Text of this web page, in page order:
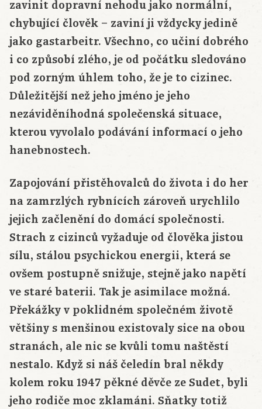
zavinit dopravní nehodu jako normální,
chybující člověk – zaviní ji vždycky jedině
jako gastarbeitr. Všechno, co učiní dobrého
i co způsobí zlého, je od počátku sledováno
pod zorným úhlem toho, že je to cizinec.
Důležitější než jeho jméno je jeho
nezáviděníhodná společenská situace,
kterou vyvolalo podávání informací o jeho
hanebnostech.
Zapojování přistěhovalců do života i do her
na zamrzlých rybnících zároveň urychlilo
jejich začlenění do domácí společnosti.
Strach z cizinců vyžaduje od člověka jistou
sílu, stálou psychickou energii, která se
ovšem postupně snižuje, stejně jako napětí
ve staré baterii. Tak je asimilace možná.
Překážky v poklidném společném životě
většiny s menšinou existovaly sice na obou
stranách, ale nic se kvůli tomu naštěstí
nestalo. Když si náš čeledín bral někdy
kolem roku 1947 pěkné děvče ze Sudet, byli
jeho rodiče moc zklamáni. Sňatky totiž